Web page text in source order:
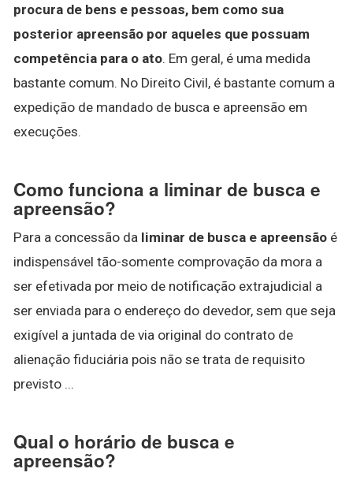
procura de bens e pessoas, bem como sua
posterior apreensão por aqueles que possuam
competência para o ato. Em geral, é uma medida
bastante comum. No Direito Civil, é bastante comum a
expedição de mandado de busca e apreensão em
execuções.
Como funciona a liminar de busca e
apreensão?
Para a concessão da liminar de busca e apreensão é
indispensável tão-somente comprovação da mora a
ser efetivada por meio de notificação extrajudicial a
ser enviada para o endereço do devedor, sem que seja
exigível a juntada de via original do contrato de
alienação fiduciária pois não se trata de requisito
previsto ...
Qual o horário de busca e
apreensão?